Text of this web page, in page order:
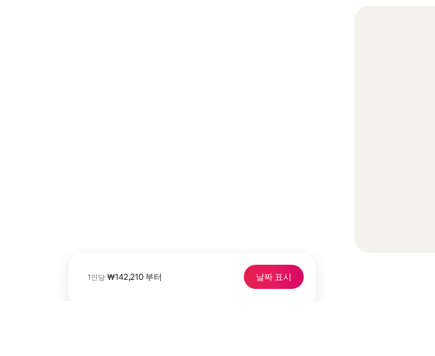
⁠1⁠인⁠당⁠ ₩142,210 부터
1인당 최저 ₩142,210 날짜 표시